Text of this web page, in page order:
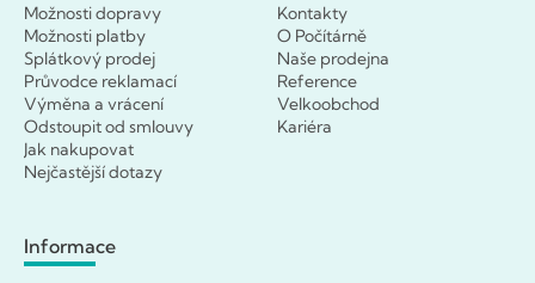
Možnosti dopravy
Možnosti platby
Splátkový prodej
Průvodce reklamací
Výměna a vrácení
Odstoupit od smlouvy
Jak nakupovat
Nejčastější dotazy
Kontakty
O Počítárně
Naše prodejna
Reference
Velkoobchod
Kariéra
Informace